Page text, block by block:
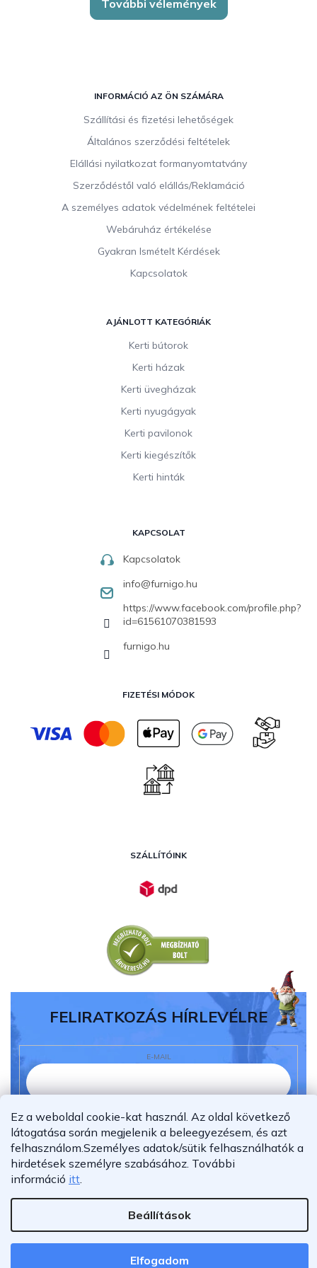
Ez a weboldal cookie-kat használ. Az oldal következő
látogatása során megjelenik a beleegyezésem, és azt
felhasználom.Személyes adatok/sütik felhasználhatók a
hirdetések személyre szabásához. További
információ itt.
Beállítások
Elfogadom
További vélemények
INFORMÁCIÓ AZ ÖN SZÁMÁRA
Szállítási és fizetési lehetőségek
Általános szerződési feltételek
Elállási nyilatkozat formanyomtatvány
Szerződéstől való elállás/Reklamáció
A személyes adatok védelmének feltételei
Webáruház értékelése
Gyakran Ismételt Kérdések
Kapcsolatok
AJÁNLOTT KATEGÓRIÁK
Kerti bútorok
Kerti házak
Kerti üvegházak
Kerti nyugágyak
Kerti pavilonok
Kerti kiegészítők
Kerti hinták
KAPCSOLAT
Kapcsolatok
info@furnigo.hu
https://www.facebook.com/profile.php?
id=61561070381593
furnigo.hu
FIZETÉSI MÓDOK
SZÁLLÍTÓINK
FELIRATKOZÁS HÍRLEVÉLRE
E-MAIL
Elolvastam és megértettem azadatvédelmi
nyilatkozatot.
Shoptet Premium készítette